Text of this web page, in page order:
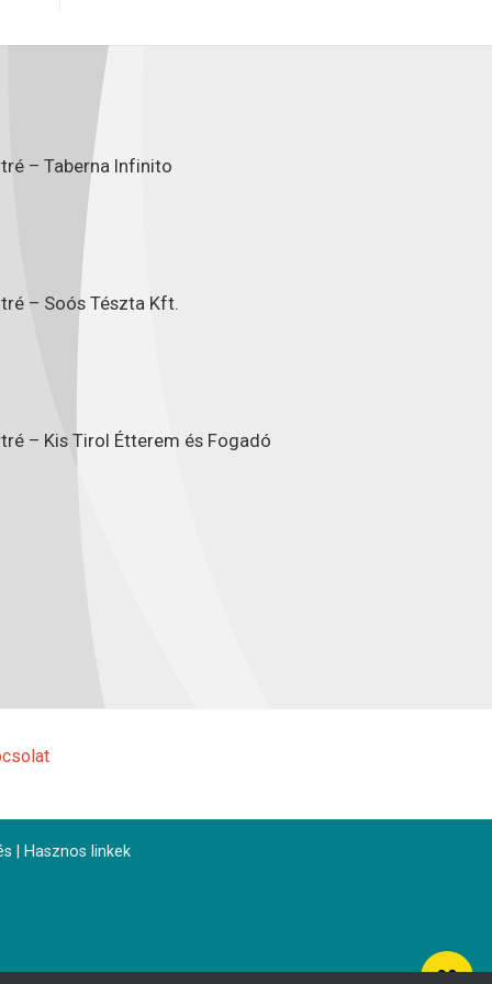
– Taberna Infinito
– Soós Tészta Kft.
– Kis Tirol Étterem és Fogadó
Hasznos linkek